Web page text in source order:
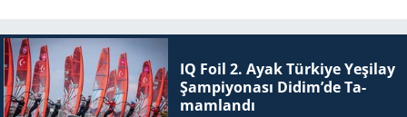
IQ Foil 2. Ayak Tür­ki­ye Ye­şi­lay
Şam­pi­yo­na­sı Didim’de Ta­
mam­lan­dı